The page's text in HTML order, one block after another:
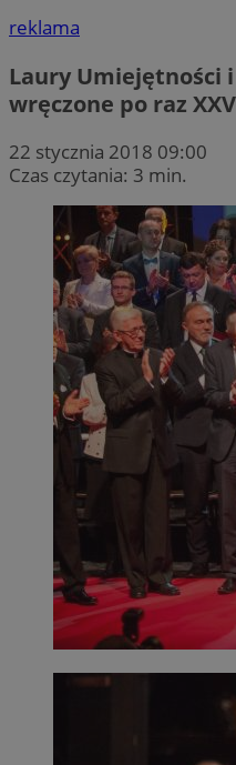
reklama
Laury Umiejętności
wręczone po raz
22 stycznia 2018 09:00
Czas czytania: 3 min.